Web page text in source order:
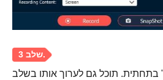
בתחתית. תוכל גם לערוך אותו בשלב